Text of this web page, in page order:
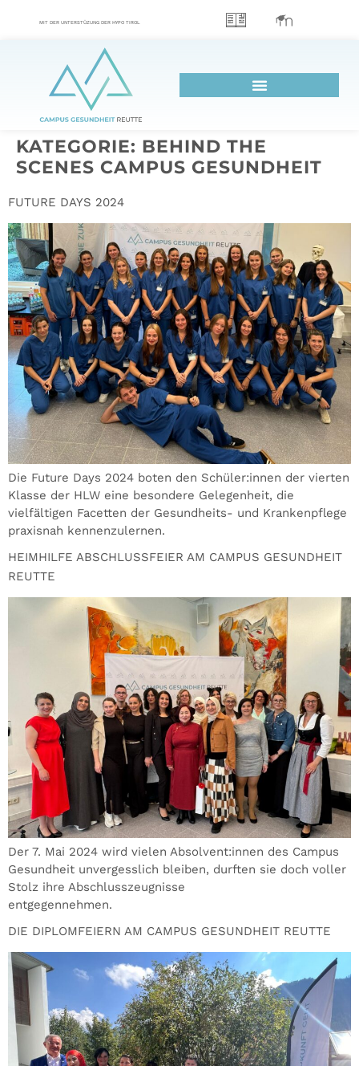
MIT DER UNTERSTÜZUNG DER HYPO TIROL
KATEGORIE: BEHIND THE
SCENES CAMPUS GESUNDHEIT
FUTURE DAYS 2024
Die Future Days 2024 boten den Schüler:innen der vierten
Klasse der HLW eine besondere Gelegenheit, die
vielfältigen Facetten der Gesundheits- und Krankenpflege
praxisnah kennenzulernen.
HEIMHILFE ABSCHLUSSFEIER AM CAMPUS GESUNDHEIT
REUTTE
Der 7. Mai 2024 wird vielen Absolvent:innen des Campus
Gesundheit unvergesslich bleiben, durften sie doch voller
Stolz ihre Abschlusszeugnisse
entgegennehmen.
DIE DIPLOMFEIERN AM CAMPUS GESUNDHEIT REUTTE